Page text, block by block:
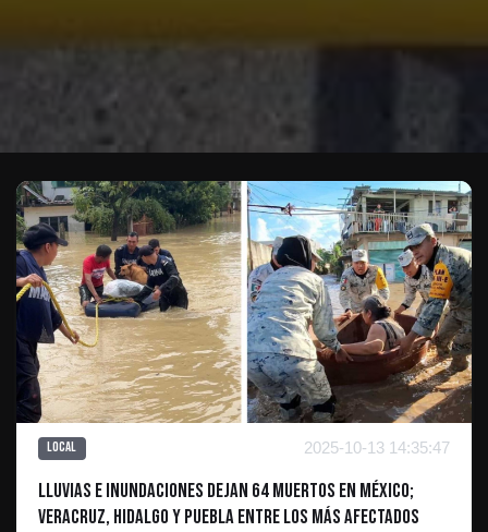
Local 2025-10-13 14:35:47
lluvias e inundaciones dejan 64 muertos en México;
Veracruz, Hidalgo y Puebla entre los más afectados